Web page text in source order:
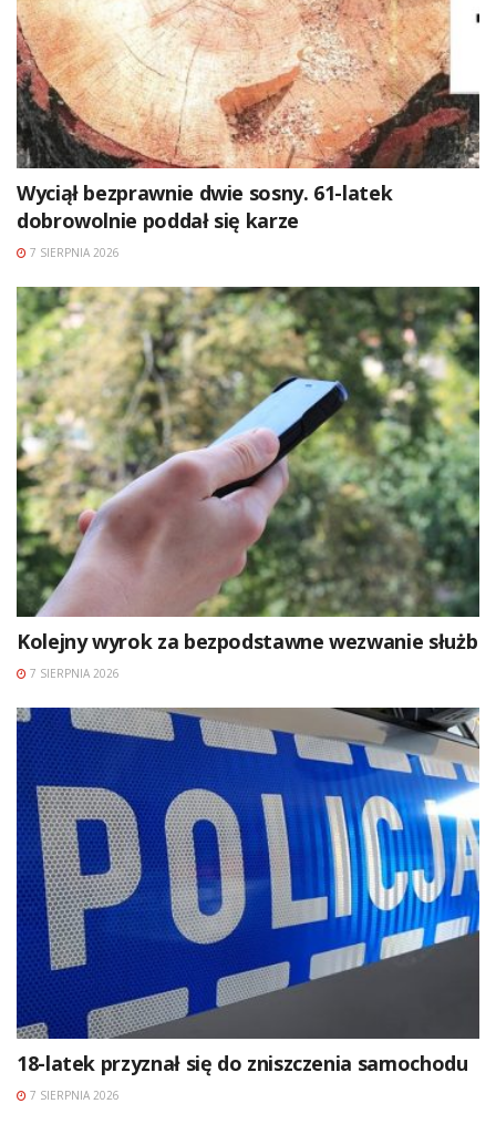
Wyciął bezprawnie dwie sosny. 61-latek
dobrowolnie poddał się karze
7 SIERPNIA 2026
Kolejny wyrok za bezpodstawne wezwanie służb
7 SIERPNIA 2026
18-latek przyznał się do zniszczenia samochodu
7 SIERPNIA 2026